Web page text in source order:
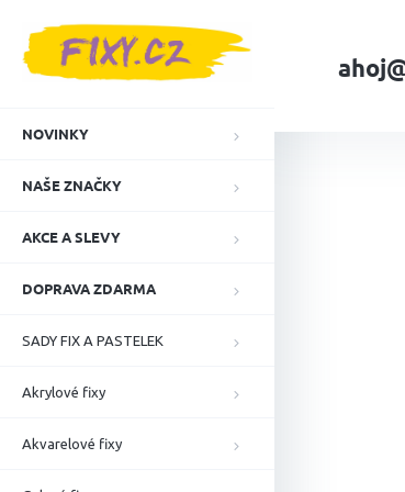
NOVINKY
NAŠE ZNAČKY
AKCE A SLEVY
DOPRAVA ZDARMA
SADY FIX A PASTELEK
Akrylové fixy
Akvarelové fixy